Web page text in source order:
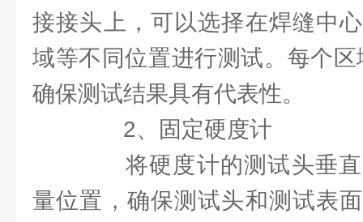
接接头上，可以选择在焊缝中
域等不同位置进行测试。每个
确保测试结果具有代表性。
2、固定硬度计
将硬度计的测试头垂直
量位置，确保测试头和测试表